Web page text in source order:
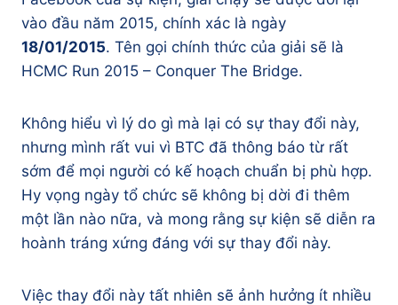
vào đầu năm 2015, chính xác là ngày
18/01/2015. Tên gọi chính thức của giải sẽ là
HCMC Run 2015 – Conquer The Bridge.
Không hiểu vì lý do gì mà lại có sự thay đổi này,
nhưng mình rất vui vì BTC đã thông báo từ rất
sớm để mọi người có kế hoạch chuẩn bị phù hợp.
Hy vọng ngày tổ chức sẽ không bị dời đi thêm
một lần nào nữa, và mong rằng sự kiện sẽ diễn ra
hoành tráng xứng đáng với sự thay đổi này.
Việc thay đổi này tất nhiên sẽ ảnh hưởng ít nhiều